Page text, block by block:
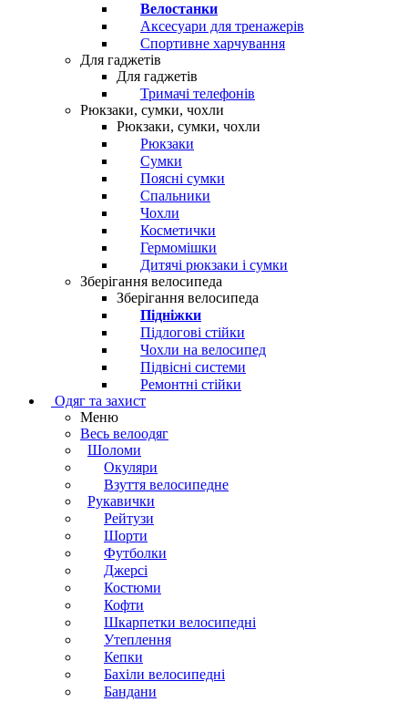
Велостанки
Аксесуари для тренажерів
Спортивне харчування
Для гаджетів
Для гаджетів
Тримачі телефонів
Рюкзаки, сумки, чохли
Рюкзаки, сумки, чохли
Рюкзаки
Сумки
Поясні сумки
Спальники
Чохли
Косметички
Гермомішки
Дитячі рюкзаки і сумки
Зберігання велосипеда
Зберігання велосипеда
Підніжки
Підлогові стійки
Чохли на велосипед
Підвісні системи
Ремонтні стійки
Одяг та захист
Меню
Весь велоодяг
Шоломи
Окуляри
Взуття велосипедне
Рукавички
Рейтузи
Шорти
Футболки
Джерсі
Костюми
Кофти
Шкарпетки велосипедні
Утеплення
Кепки
Бахіли велосипедні
Бандани